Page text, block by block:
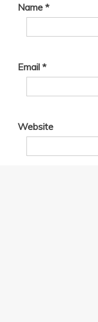
Name *
Email *
Website